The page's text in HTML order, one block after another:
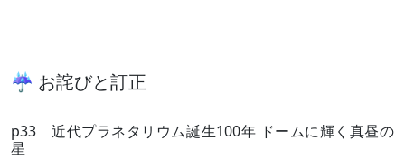
☔ お詫びと訂正
p33 近代プラネタリウム誕生100年 ドームに輝く真昼の
星